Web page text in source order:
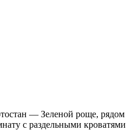
— Зеленой роще,
с раздельными